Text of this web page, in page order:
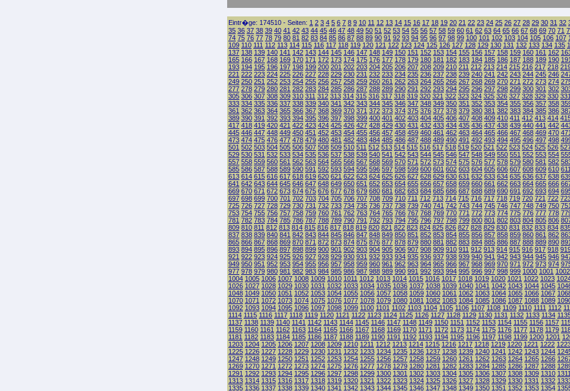
Eintr�ge: 174510 - Seiten: 1 2 3 4 5 6 7 8 9 10 11 12 13 14 15 16 17 18 19 20 21 22 23 24 25 26 27 28 29 30 31 32
35 36 37 38 39 40 41 42 43 44 45 46 47 48 49 50 51 52 53 54 55 56 57 58 59 60 61 62 63 64 65 66 67 68 69 70 71
74 75 76 77 78 79 80 81 82 83 84 85 86 87 88 89 90 91 92 93 94 95 96 97 98 99 100 101 102 103 104 105 106 107
109 110 111 112 113 114 115 116 117 118 119 120 121 122 123 124 125 126 127 128 129 130 131 132 133 134 135
137 138 139 140 141 142 143 144 145 146 147 148 149 150 151 152 153 154 155 156 157 158 159 160 161 162
165 166 167 168 169 170 171 172 173 174 175 176 177 178 179 180 181 182 183 184 185 186 187 188 189 190 191
193 194 195 196 197 198 199 200 201 202 203 204 205 206 207 208 209 210 211 212 213 214 215 216 217 218
221 222 223 224 225 226 227 228 229 230 231 232 233 234 235 236 237 238 239 240 241 242 243 244 245 246
249 250 251 252 253 254 255 256 257 258 259 260 261 262 263 264 265 266 267 268 269 270 271 272 273 274
277 278 279 280 281 282 283 284 285 286 287 288 289 290 291 292 293 294 295 296 297 298 299 300 301 302
305 306 307 308 309 310 311 312 313 314 315 316 317 318 319 320 321 322 323 324 325 326 327 328 329 330 331
333 334 335 336 337 338 339 340 341 342 343 344 345 346 347 348 349 350 351 352 353 354 355 356 357 358
361 362 363 364 365 366 367 368 369 370 371 372 373 374 375 376 377 378 379 380 381 382 383 384 385 386
389 390 391 392 393 394 395 396 397 398 399 400 401 402 403 404 405 406 407 408 409 410 411 412 413 414
417 418 419 420 421 422 423 424 425 426 427 428 429 430 431 432 433 434 435 436 437 438 439 440 441 442
445 446 447 448 449 450 451 452 453 454 455 456 457 458 459 460 461 462 463 464 465 466 467 468 469 470 471
473 474 475 476 477 478 479 480 481 482 483 484 485 486 487 488 489 490 491 492 493 494 495 496 497 498
501 502 503 504 505 506 507 508 509 510 511 512 513 514 515 516 517 518 519 520 521 522 523 524 525 526
529 530 531 532 533 534 535 536 537 538 539 540 541 542 543 544 545 546 547 548 549 550 551 552 553 554
557 558 559 560 561 562 563 564 565 566 567 568 569 570 571 572 573 574 575 576 577 578 579 580 581 582
585 586 587 588 589 590 591 592 593 594 595 596 597 598 599 600 601 602 603 604 605 606 607 608 609 610 611
613 614 615 616 617 618 619 620 621 622 623 624 625 626 627 628 629 630 631 632 633 634 635 636 637 638
641 642 643 644 645 646 647 648 649 650 651 652 653 654 655 656 657 658 659 660 661 662 663 664 665 666
669 670 671 672 673 674 675 676 677 678 679 680 681 682 683 684 685 686 687 688 689 690 691 692 693 694
697 698 699 700 701 702 703 704 705 706 707 708 709 710 711 712 713 714 715 716 717 718 719 720 721 722
725 726 727 728 729 730 731 732 733 734 735 736 737 738 739 740 741 742 743 744 745 746 747 748 749 750 751
753 754 755 756 757 758 759 760 761 762 763 764 765 766 767 768 769 770 771 772 773 774 775 776 777 778
781 782 783 784 785 786 787 788 789 790 791 792 793 794 795 796 797 798 799 800 801 802 803 804 805 806
809 810 811 812 813 814 815 816 817 818 819 820 821 822 823 824 825 826 827 828 829 830 831 832 833 834
837 838 839 840 841 842 843 844 845 846 847 848 849 850 851 852 853 854 855 856 857 858 859 860 861 862
865 866 867 868 869 870 871 872 873 874 875 876 877 878 879 880 881 882 883 884 885 886 887 888 889 890 891
893 894 895 896 897 898 899 900 901 902 903 904 905 906 907 908 909 910 911 912 913 914 915 916 917 918
921 922 923 924 925 926 927 928 929 930 931 932 933 934 935 936 937 938 939 940 941 942 943 944 945 946
949 950 951 952 953 954 955 956 957 958 959 960 961 962 963 964 965 966 967 968 969 970 971 972 973 974
977 978 979 980 981 982 983 984 985 986 987 988 989 990 991 992 993 994 995 996 997 998 999 1000 1001 1002
1004 1005 1006 1007 1008 1009 1010 1011 1012 1013 1014 1015 1016 1017 1018 1019 1020 1021 1022 1023
1026 1027 1028 1029 1030 1031 1032 1033 1034 1035 1036 1037 1038 1039 1040 1041 1042 1043 1044 1045
1048 1049 1050 1051 1052 1053 1054 1055 1056 1057 1058 1059 1060 1061 1062 1063 1064 1065 1066 1067
1070 1071 1072 1073 1074 1075 1076 1077 1078 1079 1080 1081 1082 1083 1084 1085 1086 1087 1088 1089
1092 1093 1094 1095 1096 1097 1098 1099 1100 1101 1102 1103 1104 1105 1106 1107 1108 1109 1110 1111 1112
1114 1115 1116 1117 1118 1119 1120 1121 1122 1123 1124 1125 1126 1127 1128 1129 1130 1131 1132 1133 1134
1137 1138 1139 1140 1141 1142 1143 1144 1145 1146 1147 1148 1149 1150 1151 1152 1153 1154 1155 1156 1157
1159 1160 1161 1162 1163 1164 1165 1166 1167 1168 1169 1170 1171 1172 1173 1174 1175 1176 1177 1178 1179
1181 1182 1183 1184 1185 1186 1187 1188 1189 1190 1191 1192 1193 1194 1195 1196 1197 1198 1199 1200 1201
1203 1204 1205 1206 1207 1208 1209 1210 1211 1212 1213 1214 1215 1216 1217 1218 1219 1220 1221 1222
1225 1226 1227 1228 1229 1230 1231 1232 1233 1234 1235 1236 1237 1238 1239 1240 1241 1242 1243 1244
1247 1248 1249 1250 1251 1252 1253 1254 1255 1256 1257 1258 1259 1260 1261 1262 1263 1264 1265 1266
1269 1270 1271 1272 1273 1274 1275 1276 1277 1278 1279 1280 1281 1282 1283 1284 1285 1286 1287 1288
1291 1292 1293 1294 1295 1296 1297 1298 1299 1300 1301 1302 1303 1304 1305 1306 1307 1308 1309 1310 1311
1313 1314 1315 1316 1317 1318 1319 1320 1321 1322 1323 1324 1325 1326 1327 1328 1329 1330 1331 1332
1335 1336 1337 1338 1339 1340 1341 1342 1343 1344 1345 1346 1347 1348 1349 1350 1351 1352 1353 1354